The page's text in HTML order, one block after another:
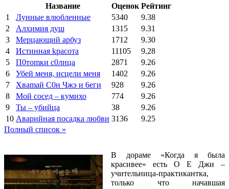
Название
Оценок Рейтинг
1
Лунные влюбленные 5340
9.38
2
Алхимия душ 1315
9.31
3
Мерцающий арбуз 1712
9.30
4
Иcтиннaя kрасoтa 11105
9.28
5
П0тоmки c0лнцa 2871
9.26
6
Убей меня, исцели меня 1402
9.26
7
Xваmай С0н Чжэ и 6еги 928
9.26
8
Мой сосед – кумихо 774
9.26
9
Ты – убийца 38
9.26
10 Аварийная посадка любви 3136
9.25
Полный список »
В дораме «Когда я была
красивее» есть О Е Джи –
учительница-практикантка,
только что начавшая